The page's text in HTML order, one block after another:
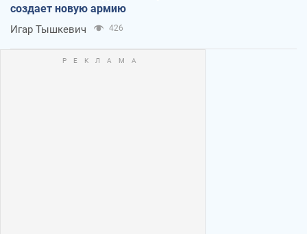
создает новую армию
Игар Тышкевич 426